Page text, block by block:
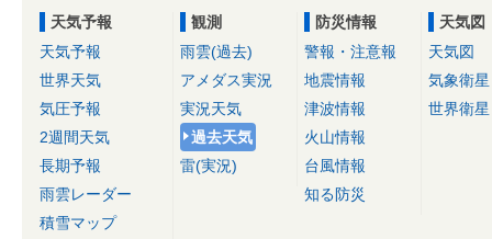
天気予報
天気予報
世界天気
気圧予報
2週間天気
長期予報
雨雲レーダー
積雪マップ
観測
雨雲(過去)
アメダス実況
実況天気
過去天気
雷(実況)
防災情報
警報・注意報
地震情報
津波情報
火山情報
台風情報
知る防災
天気図
天気図
気象衛星
世界衛星